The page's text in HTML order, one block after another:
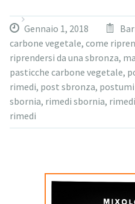
Gennaio 1, 2018
carbone vegetale, come
riprendersi da una sbronza,
pasticche carbone vegetale,
rimedi, post sbronza,
sbornia, rimedi sbornia,
rimedi